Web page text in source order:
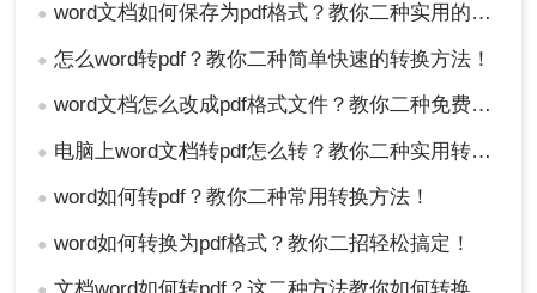
● word文档如何保存为pdf格式？教你二种实用的转PDF方法！
● 怎么word转pdf？教你二种简单快速的转换方法！
● word文档怎么改成pdf格式文件？教你二种免费转换方法！
● 电脑上word文档转pdf怎么转？教你二种实用转换方法！
● word如何转pdf？教你二种常用转换方法！
● word如何转换为pdf格式？教你二招轻松搞定！